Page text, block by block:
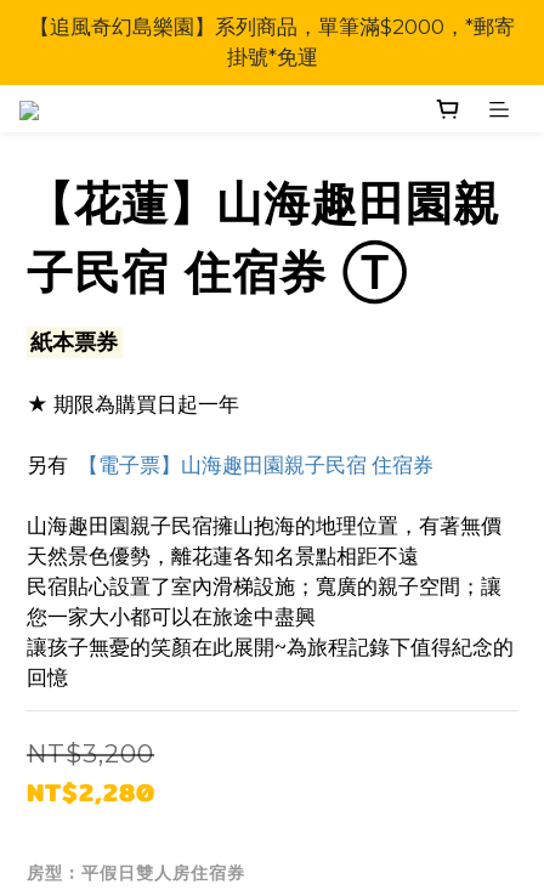
【追風奇幻島樂園】系列商品，單筆滿$2000，*郵寄
掛號*免運
【花蓮】山海趣田園親
子民宿 住宿券 Ⓣ
紙本票券
★ 期限為購買日起一年
另有 【電子票】山海趣田園親子民宿 住宿券
山海趣田園親子民宿擁山抱海的地理位置，有著無價
天然景色優勢，離花蓮各知名景點相距不遠
民宿貼心設置了室內滑梯設施；寬廣的親子空間；讓
您一家大小都可以在旅途中盡興
讓孩子無憂的笑顏在此展開~為旅程記錄下值得紀念的
回憶
NT$3,200
NT$2,280
房型 : 平假日雙人房住宿券